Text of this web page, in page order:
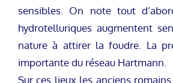
sensibles. On note tout
hydrotelluriques augmentent
nature à attirer la foudre. La
importante du réseau Hartmann.
Sur ces lieux les anciens